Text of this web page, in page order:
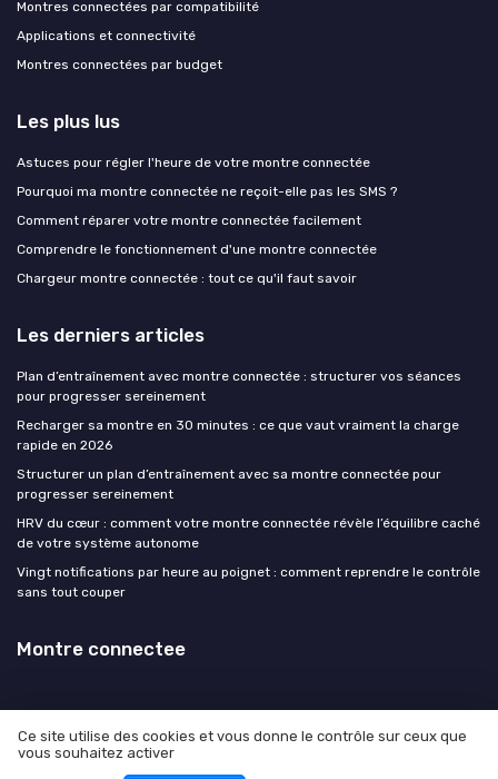
Montres connectées par compatibilité
Applications et connectivité
Montres connectées par budget
Les plus lus
Astuces pour régler l'heure de votre montre connectée
Pourquoi ma montre connectée ne reçoit-elle pas les SMS ?
Comment réparer votre montre connectée facilement
Comprendre le fonctionnement d'une montre connectée
Chargeur montre connectée : tout ce qu'il faut savoir
Les derniers articles
Plan d’entraînement avec montre connectée : structurer vos séances
pour progresser sereinement
Recharger sa montre en 30 minutes : ce que vaut vraiment la charge
rapide en 2026
Structurer un plan d’entraînement avec sa montre connectée pour
progresser sereinement
HRV du cœur : comment votre montre connectée révèle l’équilibre caché
de votre système autonome
Vingt notifications par heure au poignet : comment reprendre le contrôle
sans tout couper
Montre connectee
Mentions légales
Ce site utilise des cookies et vous donne le contrôle sur ceux que
vous souhaitez activer